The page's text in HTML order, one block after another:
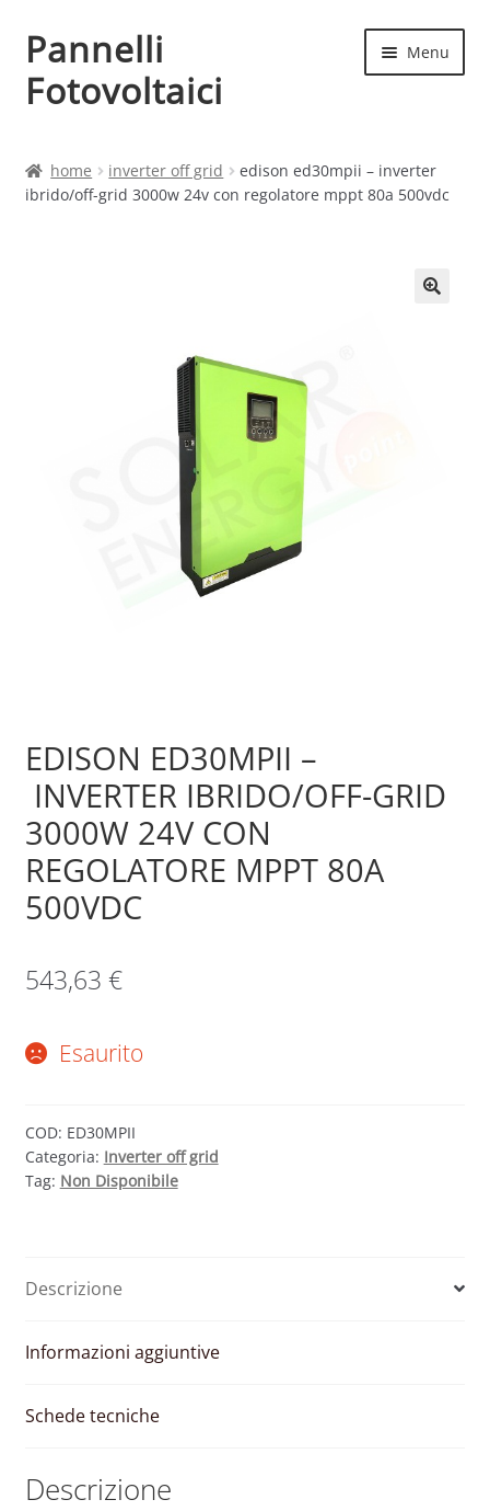
Vai
alla
navigazione
Vai
al
contenuto
Pannelli
Fotovoltaici
Menu
Cart
home inverter off grid
edison ed30mpii – inverter
ibrido/off-grid 3000w 24v con regolatore mppt 80a 500vdc
EDISON ED30MPII –
INVERTER IBRIDO/OFF-GRID
3000W 24V CON
REGOLATORE MPPT 80A
500VDC
543,63 €
Esaurito
COD: ED30MPII
Categoria: Inverter off grid
Tag: Non Disponibile
Descrizione
Informazioni aggiuntive
Schede tecniche
Descrizione